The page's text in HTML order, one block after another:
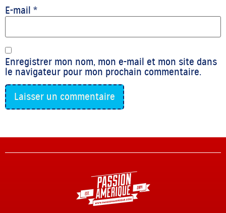
E-mail *
Enregistrer mon nom, mon e-mail et mon site dans
le navigateur pour mon prochain commentaire.